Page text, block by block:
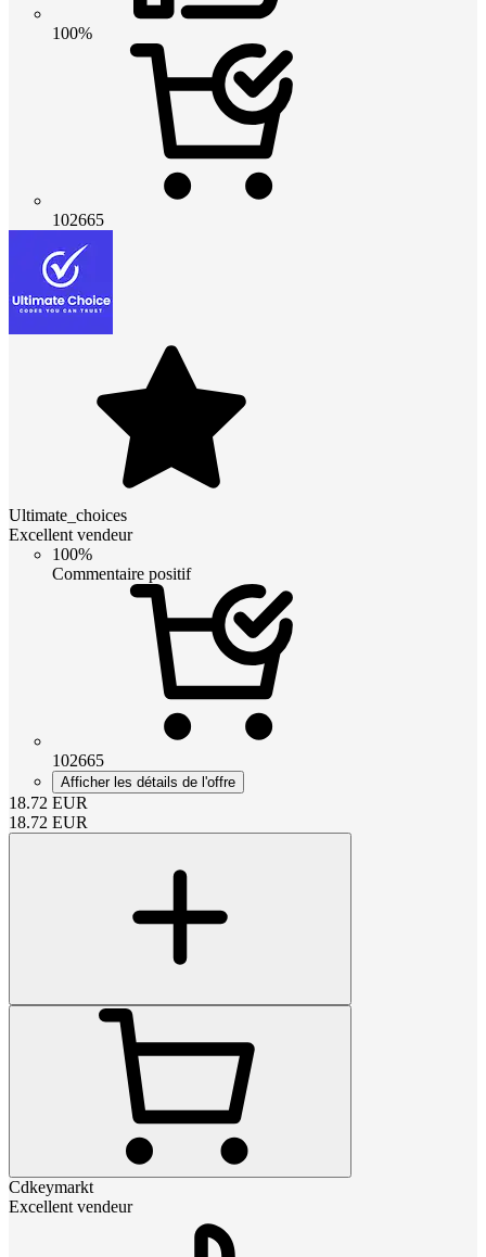
100%
102665
Ultimate_choices
Excellent vendeur
100%
Commentaire positif
102665
Afficher les détails de l'offre
18.72 EUR
18.72 EUR
Cdkeymarkt
Excellent vendeur